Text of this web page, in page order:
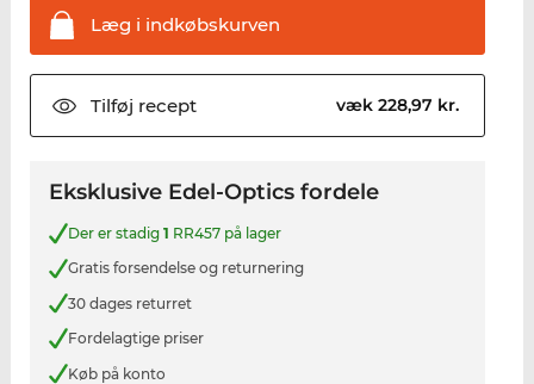
Læg i indkøbskurven
Tilføj recept væk 228,97 kr.
Eksklusive Edel-Optics fordele
Der er stadig 1 RR457 på lager
Gratis forsendelse og returnering
30 dages returret
Fordelagtige priser
Køb på konto